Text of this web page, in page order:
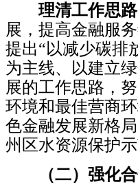
理清工作思路
展，提高金融服
提出“以减少碳排
为主线、以建立
展的工作思路，
环境和最佳营商
色金融发展新格局
州区水资源保护示
（二）强化